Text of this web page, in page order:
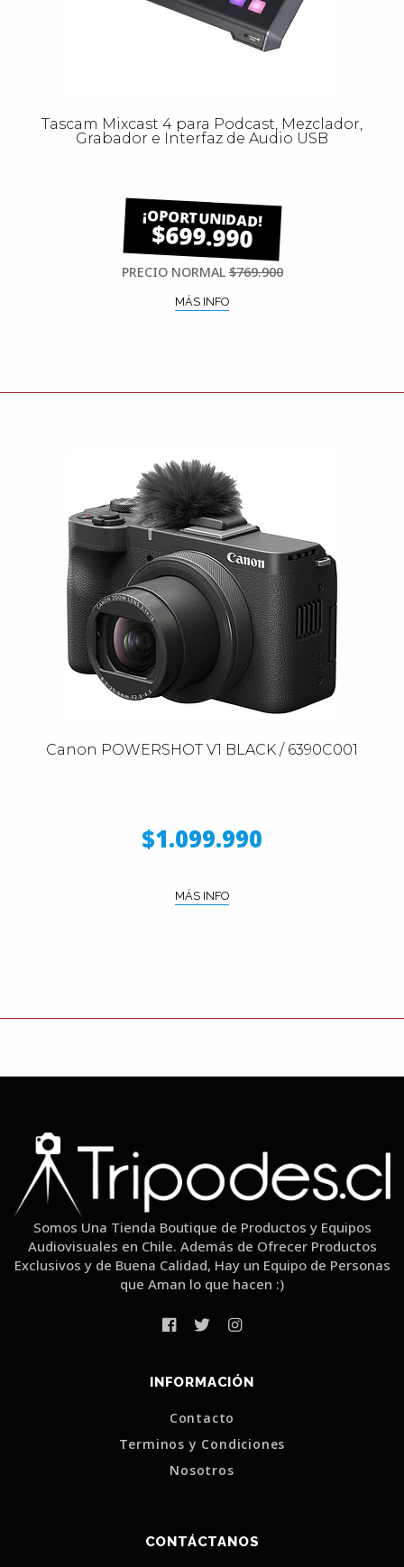
Tascam Mixcast 4 para Podcast, Mezclador,
Grabador e Interfaz de Audio USB
$699.990
PRECIO NORMAL$769.900
MÁS INFO
Canon POWERSHOT V1 BLACK / 6390C001
$1.099.990
MÁS INFO
Somos Una Tienda Boutique de Productos y Equipos
Audiovisuales en Chile. Además de Ofrecer Productos
Exclusivos y de Buena Calidad, Hay un Equipo de Personas
que Aman lo que hacen :)
INFORMACIÓN
Contacto
Terminos y Condiciones
Nosotros
CONTÁCTANOS